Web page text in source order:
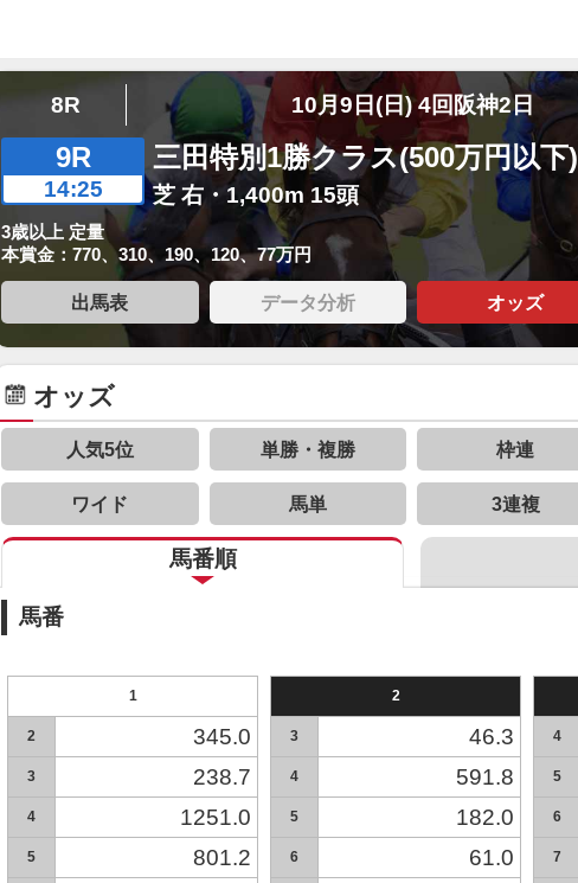
8R 10月9日(日) 4回阪神2日
9R
14:25
三田特別1勝クラス(500万円以下)
芝 右・1,400m 15頭
3歳以上 定量
本賞金：770、310、190、120、77万円
出馬表 データ分析 オッズ
オッズ
人気5位 単勝・複勝 枠連
ワイド 馬単 3連複
馬番順
馬番
1
2 345.0
3 238.7
4 1251.0
5 801.2
2
3 46.3
4 591.8
5 182.0
6 61.0
4
5
6
7